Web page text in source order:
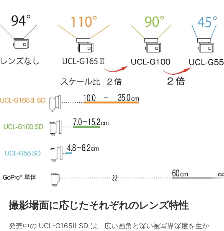
撮影場面に応じたそれぞれのレンズ特性
発売中の UCL-G165II SD は、広い画角と深い被写界深度を生か